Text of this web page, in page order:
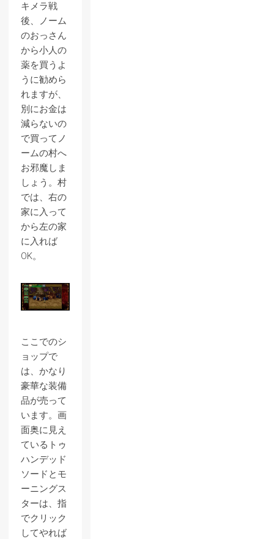
キメラ戦
後、ノーム
のおっさん
から小人の
薬を買うよ
うに勧めら
れますが、
別にお金は
減らないの
で買ってノ
ームの村へ
お邪魔しま
しょう。村
では、右の
家に入って
から左の家
に入れば
OK。
ここでのシ
ョップで
は、かなり
豪華な装備
品が売って
います。画
面奥に見え
ているトゥ
ハンデッド
ソードとモ
ーニングス
ターは、指
でクリック
してやれば